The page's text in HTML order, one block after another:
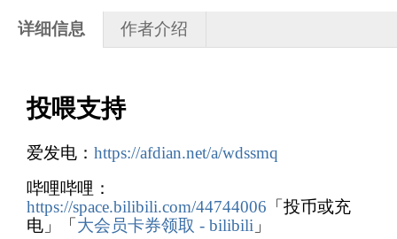
详细信息 作者介绍
投喂支持
爱发电： https://afdian.net/a/wdssmq
哔哩哔哩：
https://space.bilibili.com/44744006 「投币或充
电」「 大会员卡券领取 - bilibili 」